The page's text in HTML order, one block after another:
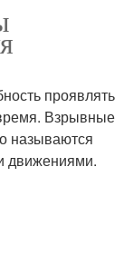
проявлять
Взрывные
называются
движениями.